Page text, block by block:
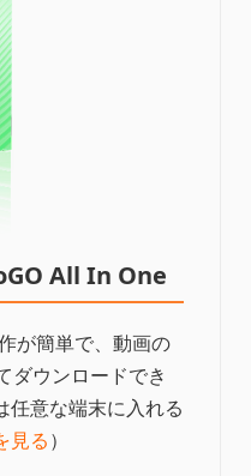
All In One
が簡単で、動画の
ダウンロードでき
任意な端末に入れる
見る）